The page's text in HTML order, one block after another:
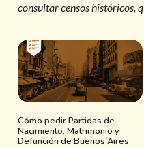
consultar censos históricos,
Cómo pedir Partidas de
Nacimiento, Matrimonio y
Defunción de Buenos Aires